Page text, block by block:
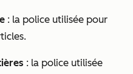
: la police utilisée pour
: la police utilisée